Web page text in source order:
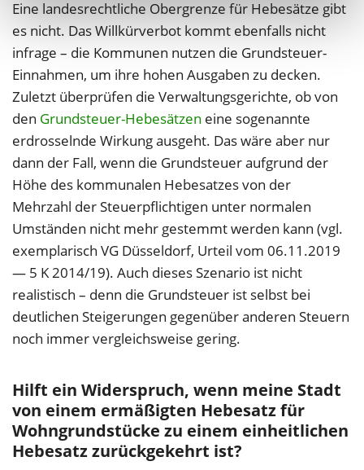
Eine landesrechtliche Obergrenze für Hebesätze gibt
es nicht. Das Willkürverbot kommt ebenfalls nicht
infrage – die Kommunen nutzen die Grundsteuer-
Einnahmen, um ihre hohen Ausgaben zu decken.
Zuletzt überprüfen die Verwaltungsgerichte, ob von
den Grundsteuer-Hebesätzen eine sogenannte
erdrosselnde Wirkung ausgeht. Das wäre aber nur
dann der Fall, wenn die Grundsteuer aufgrund der
Höhe des kommunalen Hebesatzes von der
Mehrzahl der Steuerpflichtigen unter normalen
Umständen nicht mehr gestemmt werden kann (vgl.
exemplarisch VG Düsseldorf, Urteil vom 06.11.2019
— 5 K 2014/19). Auch dieses Szenario ist nicht
realistisch – denn die Grundsteuer ist selbst bei
deutlichen Steigerungen gegenüber anderen Steuern
noch immer vergleichsweise gering.
Hilft ein Widerspruch, wenn meine Stadt
von einem ermäßigten Hebesatz für
Wohngrundstücke zu einem einheitlichen
Hebesatz zurückgekehrt ist?